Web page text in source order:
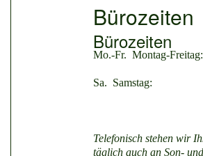
Bürozeiten
Bürozeiten
Mo.-Fr. Montag-Freitag:
Sa. Samstag:
Telefonisch stehen wir
täglich auch an Son- und